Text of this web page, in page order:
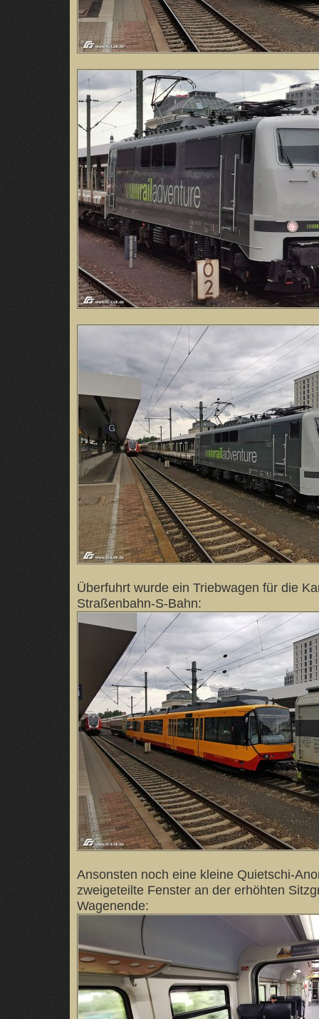
Überfuhrt wurde ein Triebwagen für die
Straßenbahn-S-Bahn:
Ansonsten noch eine kleine Quietschi-
zweigeteilte Fenster an der erhöhten
Wagenende: